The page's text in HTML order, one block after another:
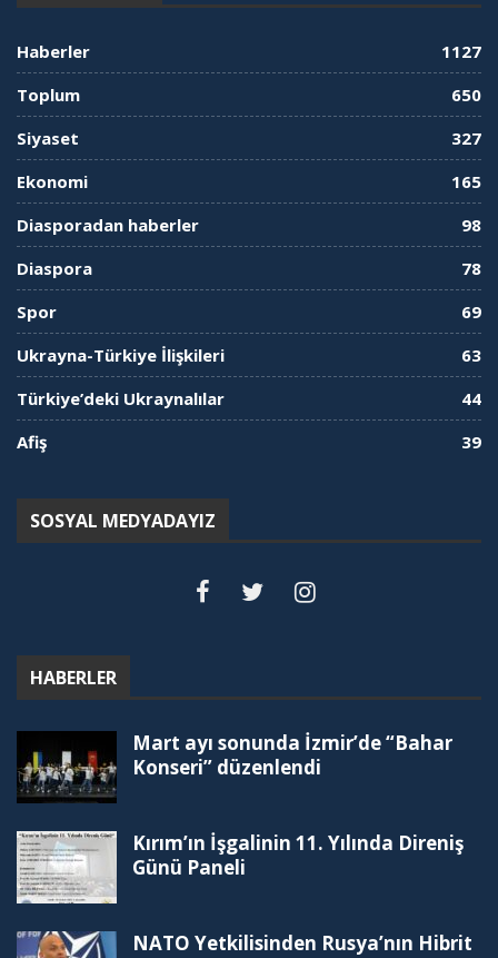
Haberler
1127
Toplum
650
Siyaset
327
Ekonomi
165
Diasporadan haberler
98
Diaspora
78
Spor
69
Ukrayna-Türkiye İlişkileri
63
Türkiye’deki Ukraynalılar
44
Afiş
39
SOSYAL MEDYADAYIZ
HABERLER
Mart ayı sonunda İzmir’de “Bahar
Konseri” düzenlendi
Kırım’ın İşgalinin 11. Yılında Direniş
Günü Paneli
NATO Yetkilisinden Rusya’nın Hibrit